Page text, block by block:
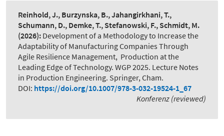
Reinhold, J., Burzynska, B., Jahangirkhani, T.,
Schumann, D., Demke, T., Stefanowski, F., Schmidt, M.
(2026): Development of a Methodology to Increase the
Adaptability of Manufacturing Companies Through
Agile Resilience Management, Production at the
Leading Edge of Technology. WGP 2025. Lecture Notes
in Production Engineering. Springer, Cham.
DOI: https://doi.org/10.1007/978-3-032-19524-1_67
Konferenz (reviewed)